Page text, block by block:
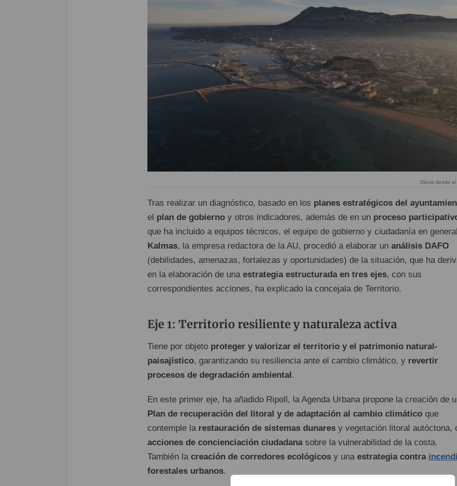
Dénia desde el
Tras realizar un diagnóstico, basado en los planes estratégicos del
el plan de gobiernoy otros indicadores, además de en un proceso
que ha incluido a equipos técnicos, el equipo de gobierno y ciudadanía en
Kalmas, la empresa redactora de la AU, procedió a elaborar un análisis DAFO
(debilidades, amenazas, fortalezas y oportunidades) de la situación, que ha
en la elaboración de una estrategia estructurada en tres ejes, con sus
correspondientes acciones, ha explicado la concejala de Territorio.
Eje 1: Territorio resiliente y naturaleza activa
Tiene por objeto proteger y valorizar el territorio y el patrimonio natural-
paisajístico, garantizando su resiliencia ante el cambio climático, y revertir
procesos de degradación ambiental.
En este primer eje, ha añadido Ripoll, la Agenda Urbana propone la creación de
Plan de recuperación del litoral y de adaptación al cambio climáticoque
contemple la restauración de sistemas dunaresy vegetación litoral autóctona,
acciones de concienciación ciudadanasobre la vulnerabilidad de la costa.
También la creación de corredores ecológicosy una estrategia contra
forestales urbanos.